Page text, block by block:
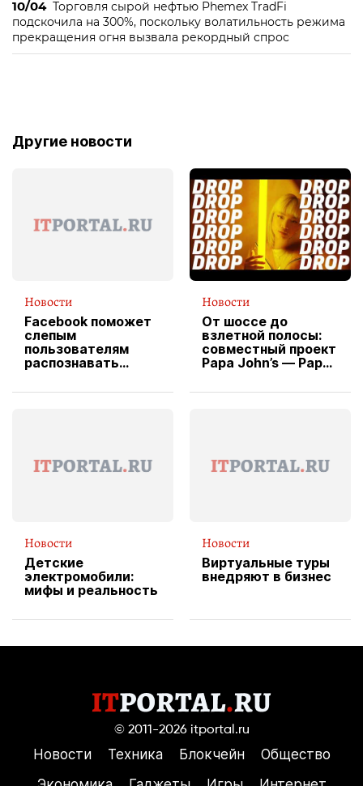
10/04 Торговля сырой нефтью Phemex TradFi
подскочила на 300%, поскольку волатильность режима
прекращения огня вызвала рекордный спрос
Другие новости
Новости
Facebook поможет
слепым
пользователям
распознавать
Новости
От шоссе до
взлетной полосы:
совместный проект
Papa John’s — Papa
вводит
Новости
Детские
электромобили:
мифы и реальность
Новости
Виртуальные туры
внедряют в бизнес
© 2011-2026 itportal.ru
Новости Техника Блокчейн
Общество